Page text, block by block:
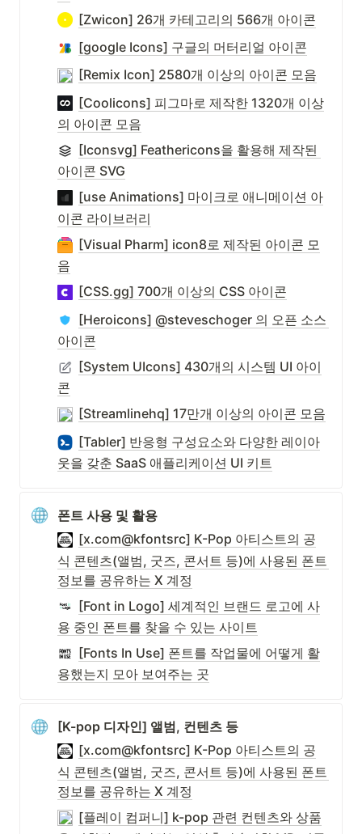
[Zwicon] 26개 카테고리의 566개 아이콘
[google Icons] 구글의 머터리얼 아이콘
[Remix Icon] 2580개 이상의 아이콘 모음
[Coolicons] 피그마로 제작한 1320개 이상
의 아이콘 모음
[Iconsvg] Feathericons을 활용해 제작된
아이콘 SVG
[use Animations] 마이크로 애니메이션 아
이콘 라이브러리
[Visual Pharm] icon8로 제작된 아이콘 모
음
[CSS.gg] 700개 이상의 CSS 아이콘
[Heroicons] @steveschoger 의 오픈 소스
아이콘
[System UIcons] 430개의 시스템 UI 아이
콘
[Streamlinehq] 17만개 이상의 아이콘 모음
[Tabler] 반응형 구성요소와 다양한 레이아
웃을 갖춘 SaaS 애플리케이션 UI 키트
폰트 사용 및 활용
[x.com@kfontsrc] K-Pop 아티스트의 공
식 콘텐츠(앨범, 굿즈, 콘서트 등)에 사용된 폰트
정보를 공유하는 X 계정
[Font in Logo] 세계적인 브랜드 로고에 사
용 중인 폰트를 찾을 수 있는 사이트
[Fonts In Use] 폰트를 작업물에 어떻게 활
용했는지 모아 보여주는 곳
[K-pop 디자인] 앨범, 컨텐츠 등
[x.com@kfontsrc] K-Pop 아티스트의 공
식 콘텐츠(앨범, 굿즈, 콘서트 등)에 사용된 폰트
정보를 공유하는 X 계정
[플레이 컴퍼니] k-pop 관련 컨텐츠와 상품